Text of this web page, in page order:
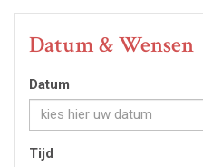
Datum & Wensen
Datum
Tijd